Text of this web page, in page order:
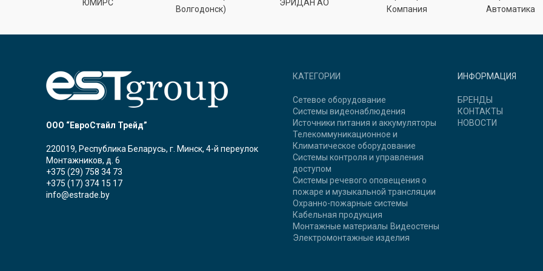
ЮМИРС
Волгодонск)
ЭРИДАН АО
Компания
Автоматика
ООО “ЕвроСтайл Трейд”
220019, Республика Беларусь, г. Минск, 4-й переулок
Монтажников, д. 6
+375 (29) 758 34 73
+375 (17) 374 15 17
info@estrade.by
КАТЕГОРИИ
Сетевое оборудование
Системы видеонаблюдения
Источники питания и аккумуляторы
Телекоммуникационное и
Климатическое оборудование
Системы контроля и управления
доступом
Системы речевого оповещения о
пожаре и музыкальной трансляции
Охранно-пожарные системы
Кабельная продукция
Монтажные материалы Видеостены
Электромонтажные изделия
ИНФОРМАЦИЯ
БРЕНДЫ
КОНТАКТЫ
НОВОСТИ